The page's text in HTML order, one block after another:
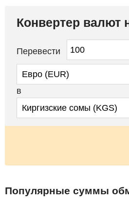
Конвертер валют
Перевести
в
Популярные суммы